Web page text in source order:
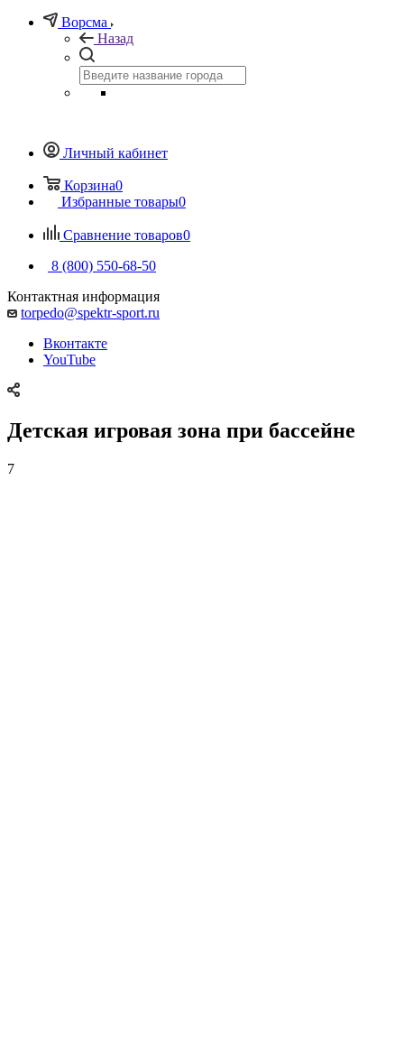
Ворсма
Назад
Личный кабинет
Корзина0
Избранные товары0
Сравнение товаров0
8 (800) 550-68-50
Контактная информация
torpedo@spektr-sport.ru
Вконтакте
YouTube
Детская игровая зона при бассейне
7